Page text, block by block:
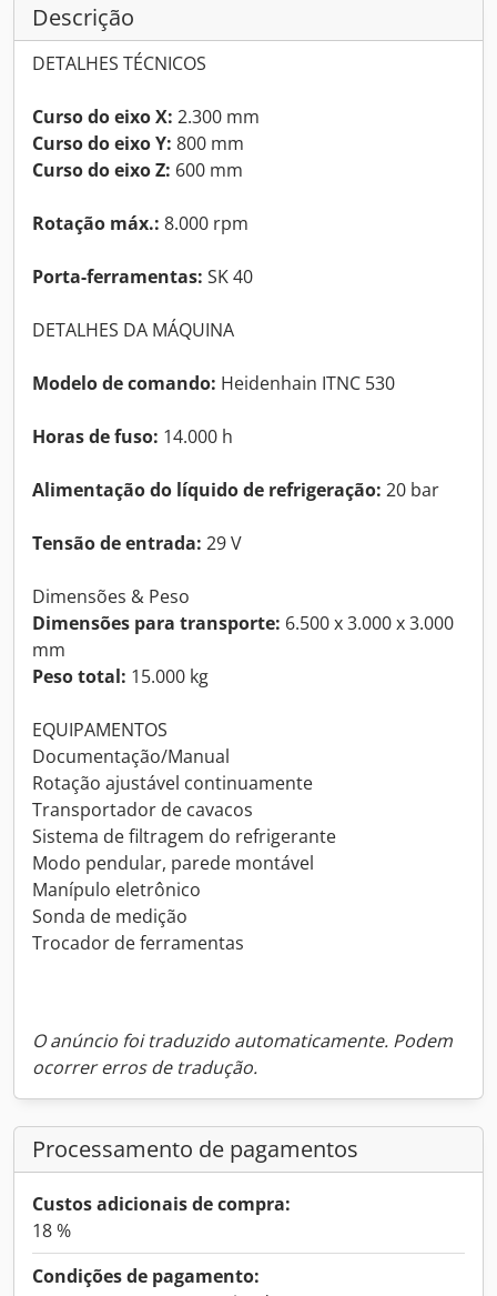
Descrição
DETALHES TÉCNICOS
Curso do eixo X: 2.300 mm
Curso do eixo Y: 800 mm
Curso do eixo Z: 600 mm
Rotação máx.: 8.000 rpm
Porta-ferramentas: SK 40
DETALHES DA MÁQUINA
Modelo de comando: Heidenhain ITNC 530
Horas de fuso: 14.000 h
Alimentação do líquido de refrigeração: 20 bar
Tensão de entrada: 29 V
Dimensões & Peso
Dimensões para transporte: 6.500 x 3.000 x 3.000
mm
Peso total: 15.000 kg
EQUIPAMENTOS
Documentação/Manual
Rotação ajustável continuamente
Transportador de cavacos
Sistema de filtragem do refrigerante
Modo pendular, parede montável
Manípulo eletrônico
Sonda de medição
Trocador de ferramentas
O anúncio foi traduzido automaticamente. Podem
ocorrer erros de tradução.
Processamento de pagamentos
Custos adicionais de compra:
18 %
Condições de pagamento: